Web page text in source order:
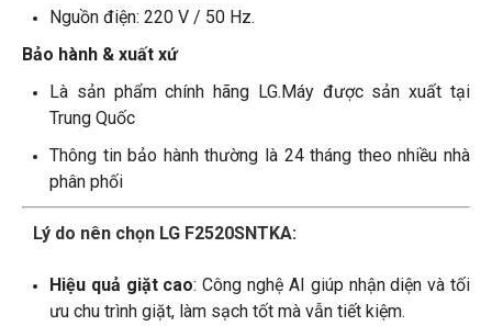
Nguồn điện: 220 V / 50 Hz.
Bảo hành & xuất xứ
Là sản phẩm chính hãng LG.Máy được sản xuất tại
Trung Quốc
Thông tin bảo hành thường là 24 tháng theo nhiều nhà
phân phối
Lý do nên chọn LG F2520SNTKA:
Hiệu quả giặt cao: Công nghệ AI giúp nhận diện và tối
ưu chu trình giặt, làm sạch tốt mà vẫn tiết kiệm.